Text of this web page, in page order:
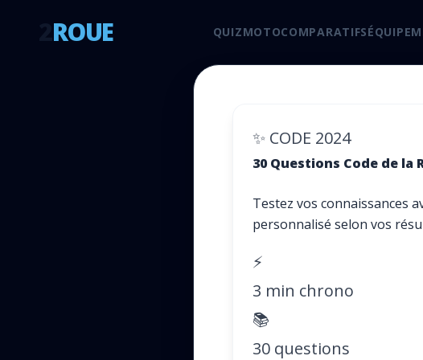
ROUE QUIZMOTOCOMPARATIFS
✨ CODE 2024
30 Questions Code de la
Testez vos connaissances
personnalisé selon vos
⚡
3 min chrono
📚
30 questions